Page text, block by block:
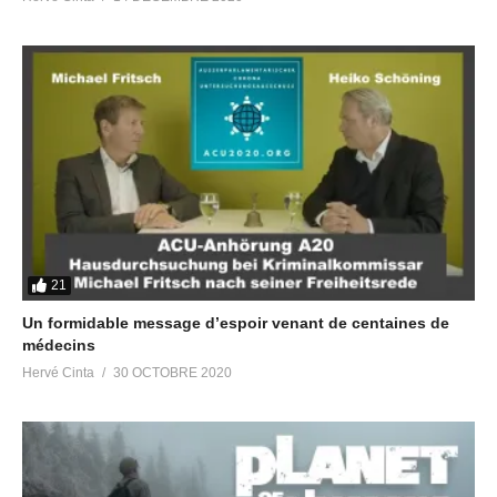
Canal principal Victoria Luminishttps://t.me/victorialuminis
Groupe de discussion thématique sur les émissions Radio
https://t.me/avisradiopleiades
Canal des replays des émissions Radio Pléiades
https://t.me/radiopleiades
Chat Group anglophone Let’s Meditate for Planetary Liberation
https://t.me/meditationliberation
Canal anglophone Victory Of The Light
https://t.me/Victory_Of_The_Light
Partager :
J’aime ça :
21
Un formidable message d’espoir venant de centaines de
médecins
Hervé Cinta 30 OCTOBRE 2020